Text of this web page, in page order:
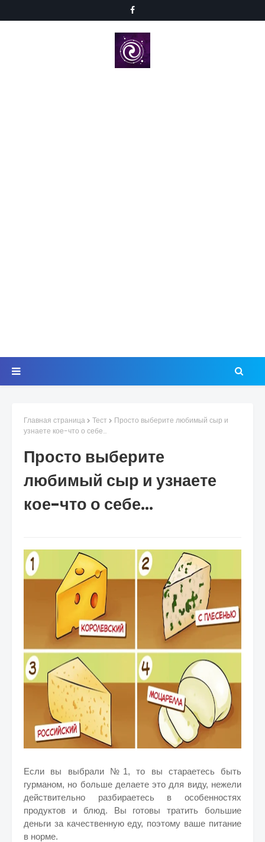
Главная страница Тест
Просто выберите любимый сыр и
узнаете кое-что о себе…
Просто выберите
любимый сыр и узнаете
кое-что о себе…
Если вы выбрали №1, то вы стараетесь быть
гурманом, но больше делаете это для виду, нежели
действительно разбираетесь в особенностях
продуктов и блюд. Вы готовы тратить большие
деньги за качественную еду, поэтому ваше питание
в норме.